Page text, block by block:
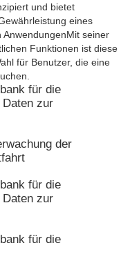
und bietet
eines
seiner
Funktionen ist diese
für Benutzer, die eine
für die
zur
der
für die
zur
für die